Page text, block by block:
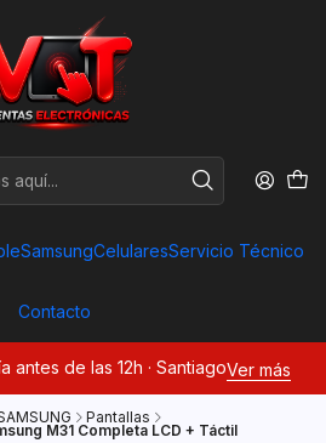
SamsungCelularesServicio Técnico
Contacto
antes de las 12h · SantiagoVer más
Pantallas
M31 Completa LCD + Táctil